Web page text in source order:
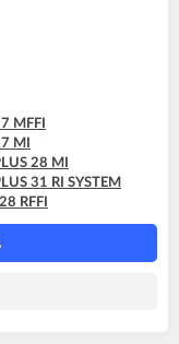
MFFI
MI
28 MI
31 RI SYSTEM
RFFI